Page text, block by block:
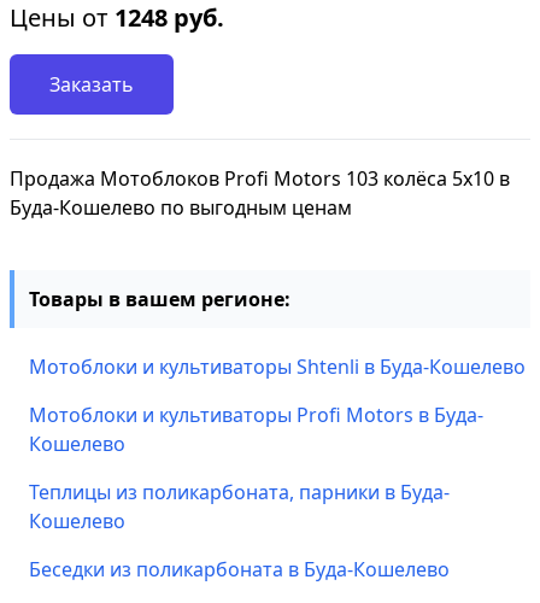
Цены от 1248 руб.
Заказать
Продажа Мотоблоков Profi Motors 103 колёса 5х10 в
Буда-Кошелево по выгодным ценам
Товары в вашем регионе:
Мотоблоки и культиваторы Shtenli в Буда-Кошелево
Мотоблоки и культиваторы Profi Motors в Буда-
Кошелево
Теплицы из поликарбоната, парники в Буда-
Кошелево
Беседки из поликарбоната в Буда-Кошелево